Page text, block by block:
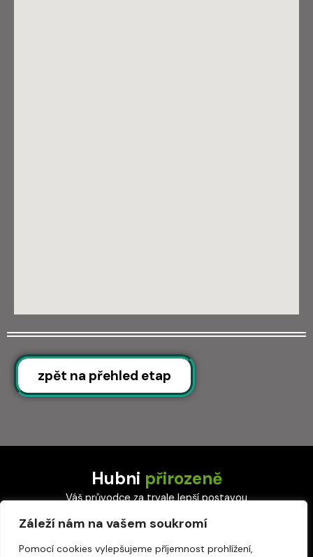
Záleží nám na vašem soukromí
Pomocí cookies vylepšujeme příjemnost prohlížení,
zpět na přehled etap
Hubni přirozeně
Váš průvodce za trvale lepší postavou
ROZUMNOU CESTOU
GDPR